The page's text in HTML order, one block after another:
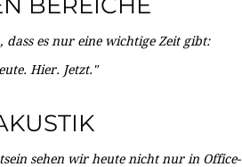
dass es nur eine wichtige Zeit gibt:
Hier. Jetzt."
sehen wir heute nicht nur in Office-